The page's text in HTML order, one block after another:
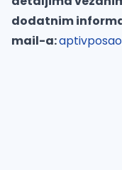
dodatnim
mail-a: